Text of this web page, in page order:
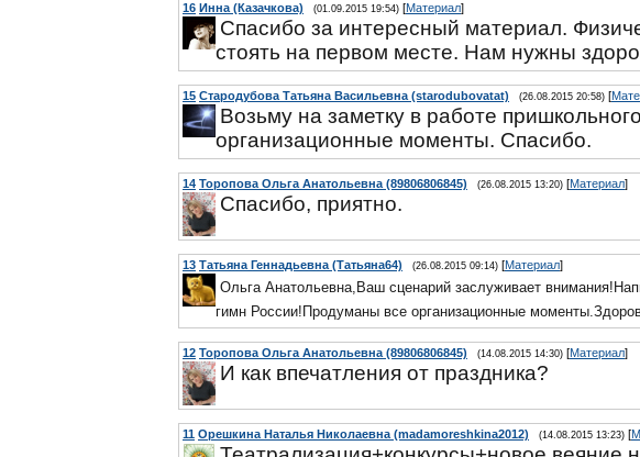
16 Инна (Казачкова) (01.09.2015 19:54) [Материал]
Спасибо за интересный материал.
стоять на первом месте. Нам нужны
15 Стародубова Татьяна Васильевна (starodubovatat) (26.08.2015 20:58) [
Возьму на заметку в работе
организационные моменты. Спасибо.
14 Торопова Ольга Анатольевна (89806806845) (26.08.2015 13:20) [Материал]
Спасибо, приятно.
13 Татьяна Геннадьевна (Татьяна64) (26.08.2015 09:14) [Материал]
Ольга Анатольевна,Ваш сценарий заслуживает
гимн России!Продуманы все организационные
12 Торопова Ольга Анатольевна (89806806845) (14.08.2015 14:30) [Материал]
И как впечатления от праздника?
11 Орешкина Наталья Николаевна (madamoreshkina2012) (14.08.2015 13:23) [